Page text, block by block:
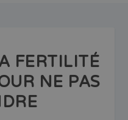
FERTILITÉ
NE PAS